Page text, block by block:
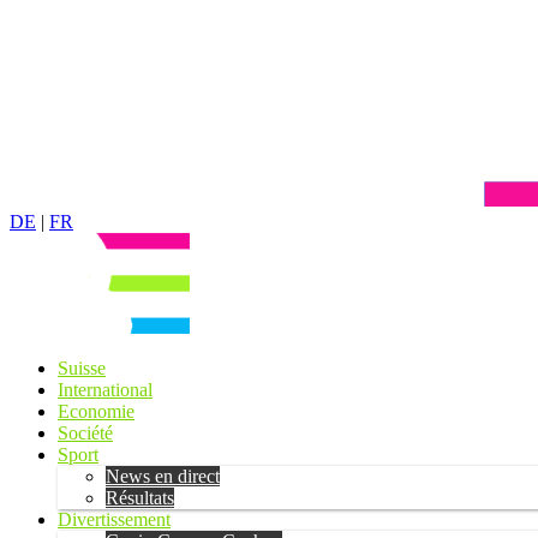
DE | FR
Suisse
International
Economie
Société
Sport
News en direct
Résultats
Divertissement